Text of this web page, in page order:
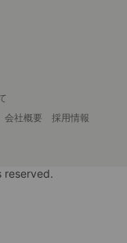
会社概要
採用情報
reserved.